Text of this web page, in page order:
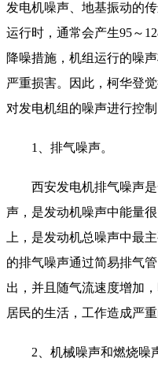
发电机噪声、地基振动的
运行时，通常会产生95～
降噪措施，机组运行的噪
严重损害。因此，柯华登
对发电机组的噪声进行控制
1、排气噪声。
西安发电机排气噪声是
声，是发动机噪声中能量
上，是发动机总噪声中最
的排气噪声通过简易排气
出，并且随气流速度增加
居民的生活，工作造成严重
2、机械噪声和燃烧噪